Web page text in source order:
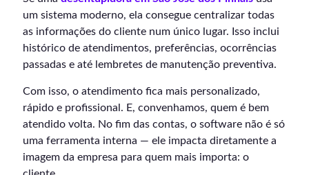
um sistema moderno, ela consegue centralizar todas
as informações do cliente num único lugar. Isso inclui
histórico de atendimentos, preferências, ocorrências
passadas e até lembretes de manutenção preventiva.
Com isso, o atendimento fica mais personalizado,
rápido e profissional. E, convenhamos, quem é bem
atendido volta. No fim das contas, o software não é só
uma ferramenta interna — ele impacta diretamente a
imagem da empresa para quem mais importa: o